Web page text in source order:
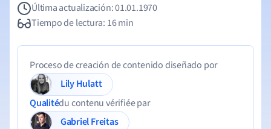
Última actualización: 01.01.1970
Tiempo de lectura: 16 min
Proceso de creación de contenido diseñado por
Lily Hulatt
Qualitédu contenu vérifiée par
Gabriel Freitas